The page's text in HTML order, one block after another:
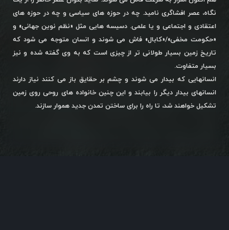
نگاه، عصر افشاگری نامید. چه در حوزه های سیاسی و چه در حوزه های
اعتقادی و اجتماعی و یا علمی. دسیسه هایی مثل «نظم نوین جهانی» و
«حکومت مخفی»/«کابال» فاش می شوند و انسان متوجه می شود که
تاریخ زمین بسیار طولانی تر از چیزی است که به وی گفته شده و نیز
بسیار متفاوت.
انسانهایی که بیدار می شوند و چشم بر حقایق باز می کنند نیاز دارند
انسانهای بیدار دیگر را بیابند و این چنین خانواده های روحی روی زمین
تشکیل خواهند شد، تا راه را برای ساختن تمدن جدید هموار سازند.